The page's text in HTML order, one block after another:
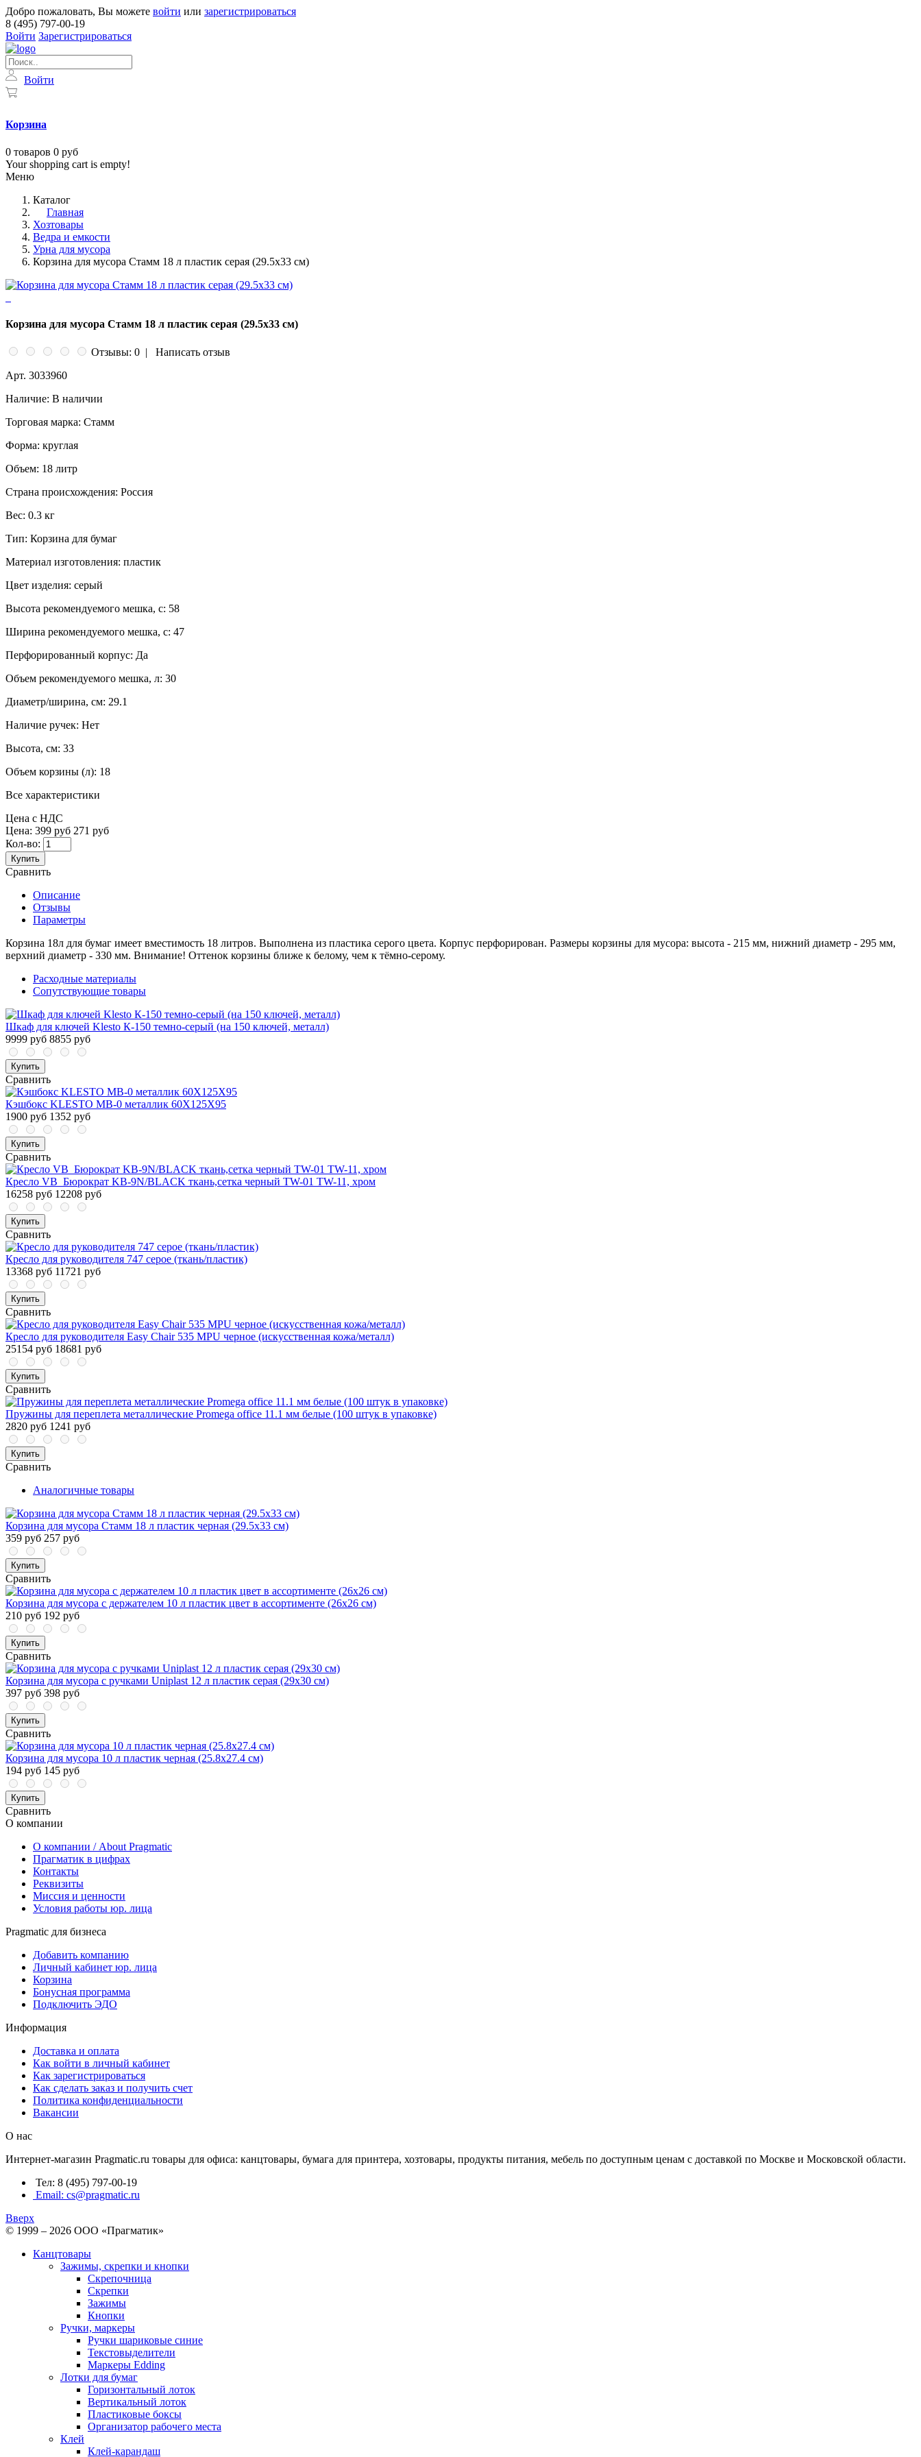
Добро пожаловать, Вы можете войти или зарегистрироваться
8 (495) 797-00-19
Войти Зарегистрироваться
Войти
Корзина
0 товаров 0 руб
Your shopping cart is empty!
Меню
Каталог
Главная
Хозтовары
Ведра и емкости
Урна для мусора
Корзина для мусора Стамм 18 л пластик серая (29.5х33 см)
Корзина для мусора Стамм 18 л пластик серая (29.5х33 см)
Отзывы: 0 |
Написать отзыв
Арт. 3033960
Наличие: В наличии
Торговая марка: Стамм
Форма: круглая
Объем: 18 литр
Страна происхождения: Россия
Вес: 0.3 кг
Тип: Корзина для бумаг
Материал изготовления: пластик
Цвет изделия: серый
Высота рекомендуемого мешка, с: 58
Ширина рекомендуемого мешка, с: 47
Перфорированный корпус: Да
Объем рекомендуемого мешка, л: 30
Диаметр/ширина, см: 29.1
Наличие ручек: Нет
Высота, см: 33
Объем корзины (л): 18
Все характеристики
Цена с НДС
Цена: 399 руб 271 руб
Кол-во:
Купить
Сравнить
Описание
Отзывы
Параметры
Корзина 18л для бумаг имеет вместимость 18 литров. Выполнена из пластика серого цвета. Корпус перфорирован. Размеры корзины для мусора: высота - 215 мм, нижний диаметр - 295 мм,
верхний диаметр - 330 мм. Внимание! Оттенок корзины ближе к белому, чем к тёмно-серому.
Расходные материалы
Сопутствующие товары
Шкаф для ключей Klesto К-150 темно-серый (на 150 ключей, металл)
9999 руб 8855 руб
Купить
Сравнить
Кэшбокс KLESTO MB-0 металлик 60X125X95
1900 руб 1352 руб
Купить
Сравнить
Кресло VB_Бюрократ KB-9N/BLACK ткань,сетка черный TW-01 TW-11, хром
16258 руб 12208 руб
Купить
Сравнить
Кресло для руководителя 747 серое (ткань/пластик)
13368 руб 11721 руб
Купить
Сравнить
Кресло для руководителя Easy Chair 535 MPU черное (искусственная кожа/металл)
25154 руб 18681 руб
Купить
Сравнить
Пружины для переплета металлические Promega office 11.1 мм белые (100 штук в упаковке)
2820 руб 1241 руб
Купить
Сравнить
Аналогичные товары
Корзина для мусора Стамм 18 л пластик черная (29.5х33 см)
359 руб 257 руб
Купить
Сравнить
Корзина для мусора с держателем 10 л пластик цвет в ассортименте (26х26 см)
210 руб 192 руб
Купить
Сравнить
Корзина для мусора с ручками Uniplast 12 л пластик серая (29х30 см)
397 руб 398 руб
Купить
Сравнить
Корзина для мусора 10 л пластик черная (25.8х27.4 см)
194 руб 145 руб
Купить
Сравнить
О компании
О компании / About Pragmatic
Прагматик в цифрах
Контакты
Реквизиты
Миссия и ценности
Условия работы юр. лица
Pragmatic для бизнеса
Добавить компанию
Личный кабинет юр. лица
Корзина
Бонусная программа
Подключить ЭДО
Информация
Доставка и оплата
Как войти в личный кабинет
Как зарегистрироваться
Как сделать заказ и получить счет
Политика конфиденциальности
Вакансии
О нас
Интернет-магазин Pragmatic.ru товары для офиса: канцтовары, бумага для принтера, хозтовары, продукты питания, мебель по доступным ценам с доставкой по Москве и Московской области.
Тел: 8 (495) 797-00-19
Email: cs@pragmatic.ru
Вверх
© 1999 – 2026 ООО «Прагматик»
Канцтовары
Зажимы, скрепки и кнопки
Скрепочница
Скрепки
Зажимы
Кнопки
Ручки, маркеры
Ручки шариковые синие
Текстовыделители
Маркеры Edding
Лотки для бумаг
Горизонтальный лоток
Вертикальный лоток
Пластиковые боксы
Организатор рабочего места
Клей
Клей-карандаш